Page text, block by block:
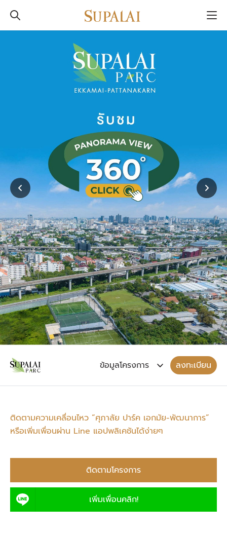
พร้อมอยู่ปี 2569
ศุภาลัย ปาร์ค เอกมัย-
พัฒนาการ
ค้นพบความหมายของการใช้ชีวิตด้วยนิยามใหม่
ของคำว่า “พัก”
เริ่ม 2.09 ล้านบาท
พร้อมอยู่ปี 2569
ศุภาลัย ปาร์ค เอกมัย-
พัฒนาการ
ค้นพบความหมายของการใช้ชีวิตด้วยนิยามใหม่
ของคำว่า “พัก”
เริ่ม 2.09 ล้านบาท
ลงทะเบียน
ติดตามความเคลื่อนไหว “ศุภาลัย ปาร์ค เอกมัย-พัฒนาการ”
หรือเพิ่มเพื่อนผ่าน Line แอปพลิเคชันได้ง่ายๆ
ติดตามโครงการ
เพิ่มเพื่อนคลิก!